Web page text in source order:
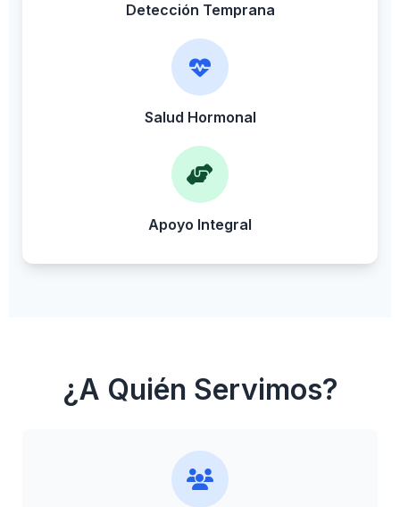
Detección Temprana
Salud Hormonal
Apoyo Integral
¿A Quién Servimos?